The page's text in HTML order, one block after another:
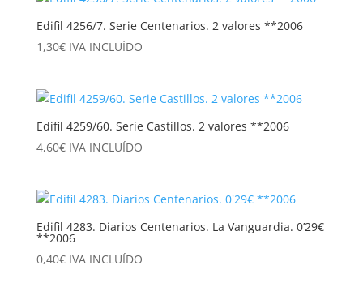
Edifil 4256/7. Serie Centenarios. 2 valores **2006
1,30€ IVA INCLUÍDO
Edifil 4259/60. Serie Castillos. 2 valores **2006
4,60€ IVA INCLUÍDO
Edifil 4283. Diarios Centenarios. La Vanguardia. 0’29€
**2006
0,40€ IVA INCLUÍDO